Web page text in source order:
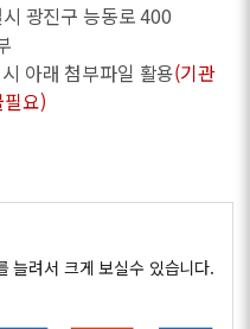
광진구 능동로 400
아래 첨부파일 활용(기관
요)
늘려서 크게 보실수 있습니다.